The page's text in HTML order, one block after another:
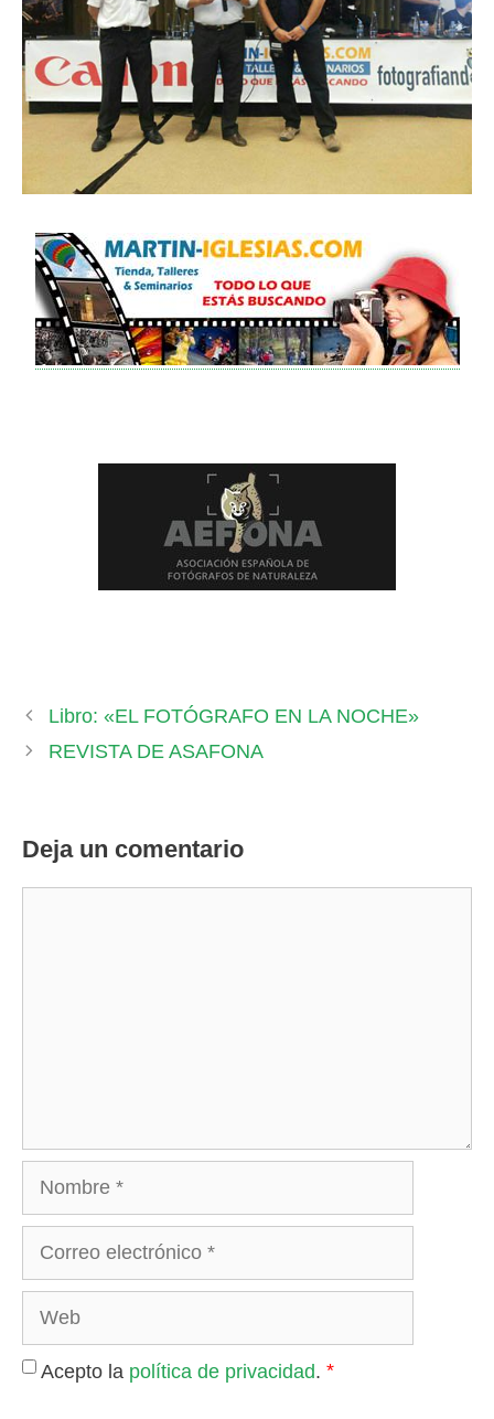
Libro: «EL FOTÓGRAFO EN LA NOCHE»
REVISTA DE ASAFONA
Deja un comentario
Nombre
Acepto la política de privacidad. *